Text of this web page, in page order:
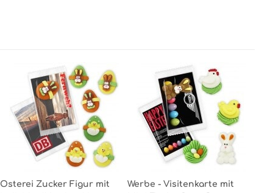
Osterei Zucker Figur mit
Werbe - Visitenkarte mit